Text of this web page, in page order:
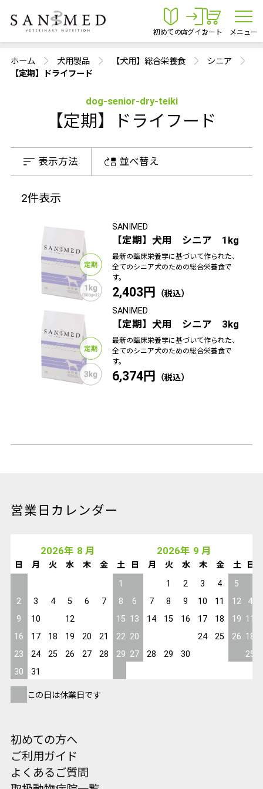
初めての方ログインカート メニュー
ホーム 犬用製品 【犬用】総合栄養食
シニア
【定期】ドライフード
dog-senior-dry-teiki
【定期】ドライフード
表示方法 並べ替え
2件表示
SANIMED
【定期】犬用 シニア 1kg
最新の臨床栄養学に基づいて作られた、
全てのシニア犬のための総合栄養食で
す。
2,403円
SANIMED
【定期】犬用 シニア 3kg
最新の臨床栄養学に基づいて作られた、
全てのシニア犬のための総合栄養食で
す。
6,374円
初めての方へ
ご利用ガイド
よくあるご質問
営業日カレンダー
2026年 8 月
日 月 火 水 木 金
土
1
2
3 4 5 6 7
8
9
10 12
15
16
17 18 19 20 21
22
23
24 25 26 27 28
29
30
31
2026年 9 月
日 月 火 水 木 金
土
1
2 3 4
5
6
7 8 9 10 11
12
13
14 15 16 17 18
19
20
24 25
26
27
28 29 30
日
4
11
18
25
この日は休業日です